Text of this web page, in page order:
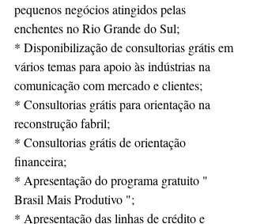
pequenos negócios atingidos pelas
enchentes no Rio Grande do Sul;
* Disponibilização de consultorias grátis em
vários temas para apoio às indústrias na
comunicação com mercado e clientes;
* Consultorias grátis para orientação na
reconstrução fabril;
* Consultorias grátis de orientação
financeira;
* Apresentação do programa gratuito "
Brasil Mais Produtivo ";
* Apresentação das linhas de crédito e